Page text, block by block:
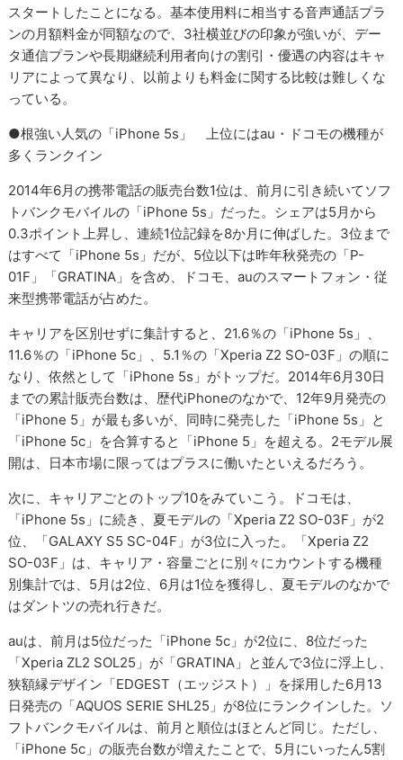
スタートしたことになる。基本使用料に相当する音声通話プラ
ンの月額料金が同額なので、3社横並びの印象が強いが、デー
タ通信プランや長期継続利用者向けの割引・優遇の内容はキャ
リアによって異なり、以前よりも料金に関する比較は難しくな
っている。
●根強い人気の「iPhone 5s」 上位にはau・ドコモの機種が
多くランクイン
2014年6月の携帯電話の販売台数1位は、前月に引き続いてソフ
トバンクモバイルの「iPhone 5s」だった。シェアは5月から
0.3ポイント上昇し、連続1位記録を8か月に伸ばした。3位まで
はすべて「iPhone 5s」だが、5位以下は昨年秋発売の「P-
01F」「GRATINA」を含め、ドコモ、auのスマートフォン・従
来型携帯電話が占めた。
キャリアを区別せずに集計すると、21.6％の「iPhone 5s」、
11.6％の「iPhone 5c」、5.1％の「Xperia Z2 SO-03F」の順に
なり、依然として「iPhone 5s」がトップだ。2014年6月30日
までの累計販売台数は、歴代iPhoneのなかで、12年9月発売の
「iPhone 5」が最も多いが、同時に発売した「iPhone 5s」と
「iPhone 5c」を合算すると「iPhone 5」を超える。2モデル展
開は、日本市場に限ってはプラスに働いたといえるだろう。
次に、キャリアごとのトップ10をみていこう。ドコモは、
「iPhone 5s」に続き、夏モデルの「Xperia Z2 SO-03F」が2
位、「GALAXY S5 SC-04F」が3位に入った。「Xperia Z2
SO-03F」は、キャリア・容量ごとに別々にカウントする機種
別集計では、5月は2位、6月は1位を獲得し、夏モデルのなかで
はダントツの売れ行きだ。
auは、前月は5位だった「iPhone 5c」が2位に、8位だった
「Xperia ZL2 SOL25」が「GRATINA」と並んで3位に浮上し、
狭額縁デザイン「EDGEST（エッジスト）」を採用した6月13
日発売の「AQUOS SERIE SHL25」が8位にランクインした。ソ
フトバンクモバイルは、前月と順位はほとんど同じ。ただし、
「iPhone 5c」の販売台数が増えたことで、5月にいったん5割